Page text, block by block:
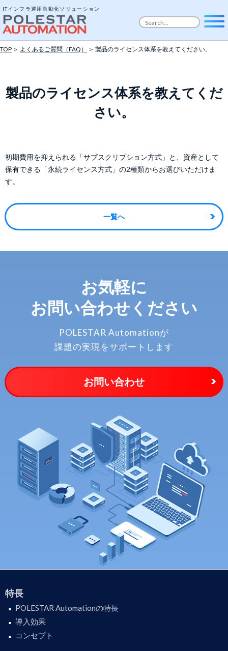
ITインフラ運用自動化ソリューション
TOP ＞ よくあるご質問（FAQ） ＞ 製品のライセンス体系を教えてください。
製品のライセンス体系を教えてくだ
さい。
初期費用を抑えられる「サブスクリプション方式」と、資産として
保有できる「永続ライセンス方式」の2種類からお選びいただけま
す。
一覧へ
お気軽に
お問い合わせください
POLESTAR Automationが
課題の実現をサポートします
お問い合わせ
特長
POLESTAR Automationの特長
導入効果
コンセプト